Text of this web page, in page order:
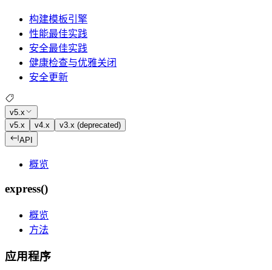
构建模板引擎
性能最佳实践
安全最佳实践
健康检查与优雅关闭
安全更新
v5.x
v5.x
v4.x
v3.x (deprecated)
API
概览
express()
概览
方法
应用程序